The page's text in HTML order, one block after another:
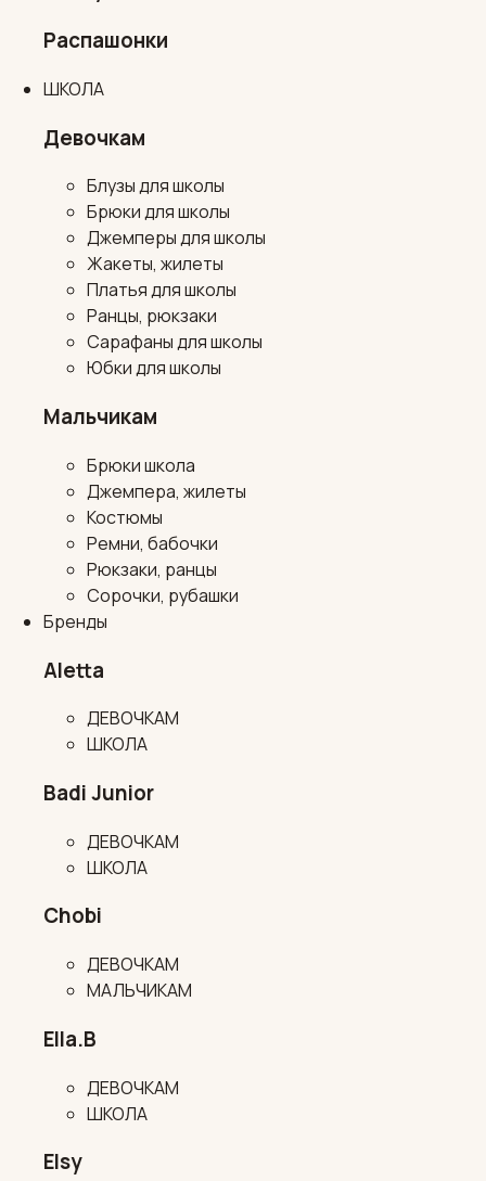
Распашонки
ШКОЛА
Девочкам
Блузы для школы
Брюки для школы
Джемперы для школы
Жакеты, жилеты
Платья для школы
Ранцы, рюкзаки
Сарафаны для школы
Юбки для школы
Мальчикам
Брюки школа
Джемпера, жилеты
Костюмы
Ремни, бабочки
Рюкзаки, ранцы
Сорочки, рубашки
Бренды
Aletta
ДЕВОЧКАМ
ШКОЛА
Badi Junior
ДЕВОЧКАМ
ШКОЛА
Chobi
ДЕВОЧКАМ
МАЛЬЧИКАМ
Ella.B
ДЕВОЧКАМ
ШКОЛА
Elsy